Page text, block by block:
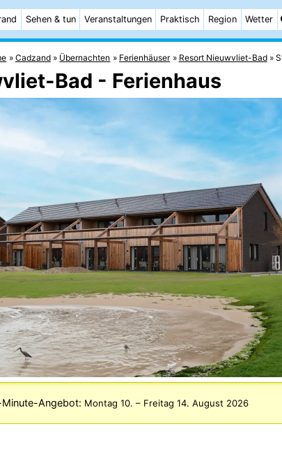
Sehen & tun Veranstaltungen Praktisch Region Wetter
Cadzand Übernachten Ferienhäuser Resort Nieuwvliet-Bad
Bad - Ferienhaus
Angebot: Montag 10. – Freitag 14. August 2026